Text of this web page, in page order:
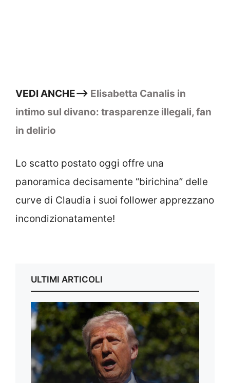
VEDI ANCHE—> Elisabetta Canalis in
intimo sul divano: trasparenze illegali, fan
in delirio
Lo scatto postato oggi offre una
panoramica decisamente “birichina” delle
curve di Claudia i suoi follower apprezzano
incondizionatamente!
ULTIMI ARTICOLI